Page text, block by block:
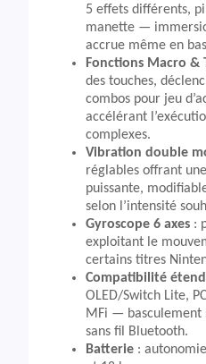
5 effets différents,
manette —
accrue même en
Fonctions Macro &
des touches,
combos pour jeu
accélérant
complexes.
Vibration double
réglables offrant
puissante,
selon l’intensité
Gyroscope 6 axes :
exploitant le
certains titres
Compatibilité
OLED/Switch Lite,
MFi — basculement
sans fil Bluetooth.
Batterie :